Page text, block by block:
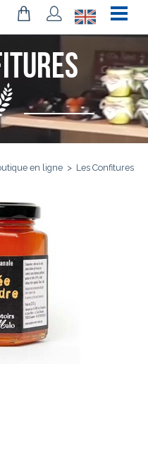
en ligne > Les Confitures